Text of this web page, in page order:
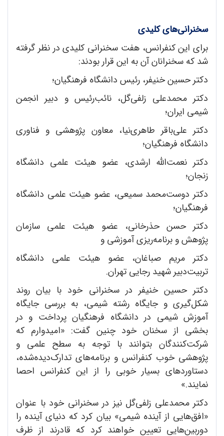
سخنرانیهای کلیدی
برای این کنفرانس، هفت سخنرانی کلیدی در نظر گرفته
شد که سخنرانان آن به این قرار بودند:
دکتر حسین خنیفر، رئیس دانشگاه فرهنگیان؛
دکتر محمدعلی زلفی‌گل، نائب‌رئیس و دبیر انجمن
شیمی ایران؛
دکتر علی‌باقر طاهری‌نیا، معاون پژوهشی و فناوری
دانشگاه فرهنگیان؛
دکتر نعمت‌الله ارشدی، عضو هیئت علمی دانشگاه
زنجان؛
دکتر دوست‌محمد سمیعی، عضو هیئت علمی دانشگاه
فرهنگیان؛
دکتر حسن حذرخانی، عضو هیئت علمی سازمان
پژوهش و برنامه‌ریزی آموزشی و
دکتر مریم صباغان، عضو هیئت علمی دانشگاه
تربیت‌دبیر شهید رجایی تهران.
دکتر حسین خنیفر در سخنرانی خود با بیان روند
شکل‌گیری و جایگاه رشته شیمی، به بررسی جایگاه
آموزش شیمی در دانشگاه فرهنگیان پرداخت و در
بخشی از سخنان خود چنین گفت: «امیدوارم که
شرکت‌کنندگان بتوانند با توجه به سطح علمی و
پژوهشی خوب کنفرانس و برنامه‌های تدارک‌دیده‌شده،
دستاوردهای بسیار خوبی را از این کنفرانس احصا
نمایند.»
دکتر محمدعلی زلفی‌گل نیز در سخنرانی خود با عنوان
«افق‌هایی از آینده شیمی» بیان کرد که دنیای آینده را
دوربین‌هایی تعیین خواهند کرد که قادرند از ظرف